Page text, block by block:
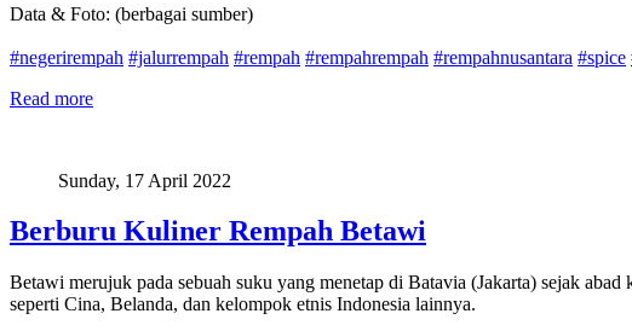
Data & Foto: (berbagai sumber)
#negerirempah #jalurrempah #rempah #rempahrempah #rempahnusantara #spice
Read more
Sunday, 17 April 2022
Berburu Kuliner Rempah Betawi
Betawi merujuk pada sebuah suku yang menetap di Batavia (Jakarta) sejak
seperti Cina, Belanda, dan kelompok etnis Indonesia lainnya.